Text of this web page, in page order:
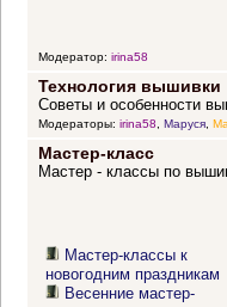
Модератор: irina58
Технология вышивки
Советы и особенности
Модераторы: irina58, Маруся,
Мастер-класс
Мастер - классы по
Мастер-классы к
новогодним праздникам
Весенние мастер-